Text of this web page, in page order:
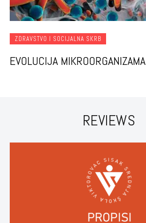
ZDRAVSTVO I SOCIJALNA SKRB
EVOLUCIJA MIKROORGANIZAMA
REVIEWS